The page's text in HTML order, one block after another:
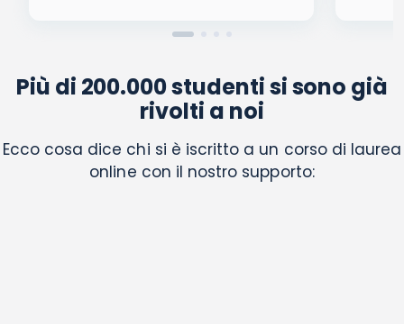
Più di 200.000 studenti si sono già
rivolti a noi
Ecco cosa dice chi si è iscritto a un corso di laurea
online con il nostro supporto: